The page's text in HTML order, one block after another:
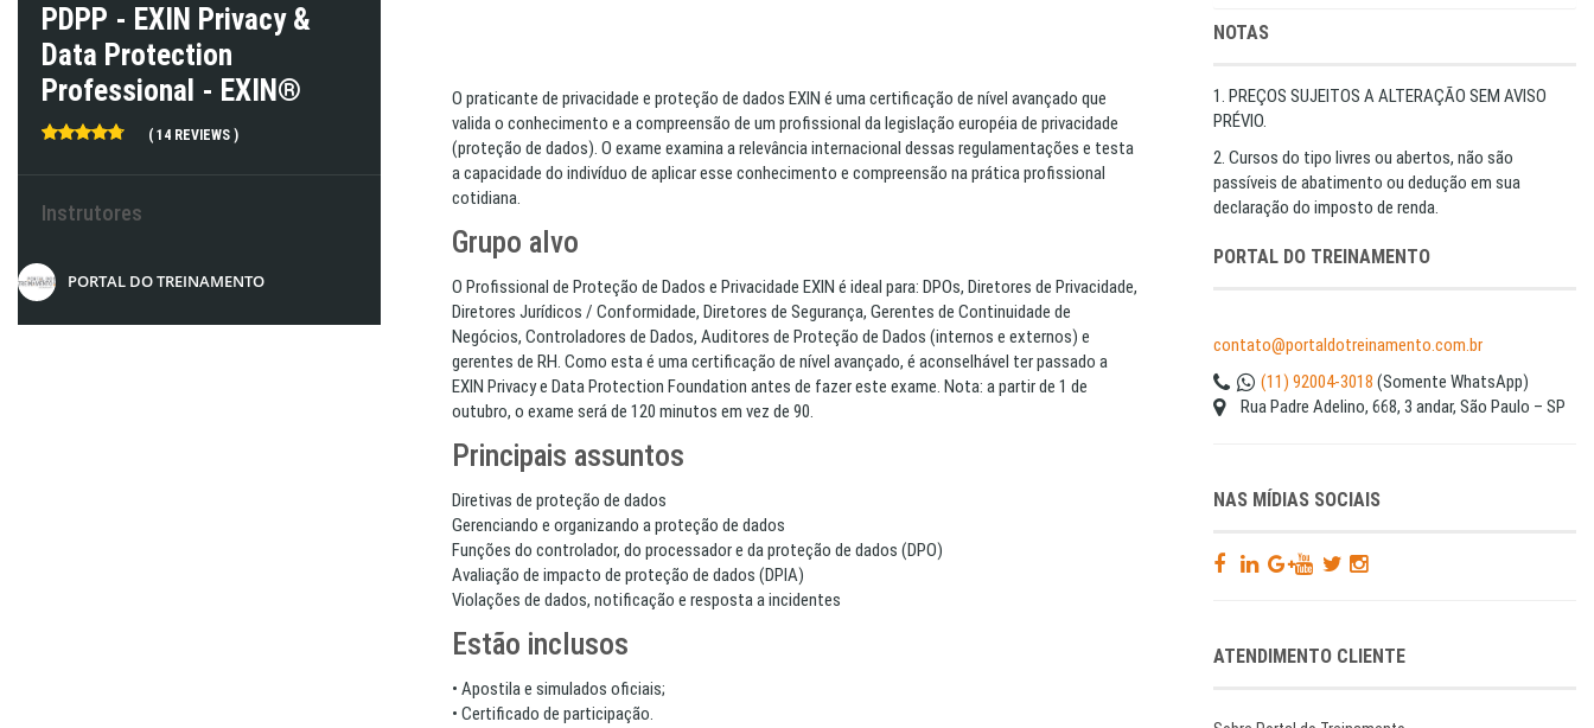
PDPP - EXIN Privacy &
Data Protection
Professional - EXIN®
( 14 REVIEWS )
Instrutores
PORTAL DO TREINAMENTO
O praticante de privacidade e proteção de dados EXIN é uma certificação de nível avançado que
valida o conhecimento e a compreensão de um profissional da legislação européia de privacidade
(proteção de dados). O exame examina a relevância internacional dessas regulamentações e testa
a capacidade do indivíduo de aplicar esse conhecimento e compreensão na prática profissional
cotidiana.
Grupo alvo
O Profissional de Proteção de Dados e Privacidade EXIN é ideal para: DPOs, Diretores de Privacidade,
Diretores Jurídicos / Conformidade, Diretores de Segurança, Gerentes de Continuidade de
Negócios, Controladores de Dados, Auditores de Proteção de Dados (internos e externos) e
gerentes de RH. Como esta é uma certificação de nível avançado, é aconselhável ter passado a
EXIN Privacy e Data Protection Foundation antes de fazer este exame. Nota: a partir de 1 de
outubro, o exame será de 120 minutos em vez de 90.
Principais assuntos
Diretivas de proteção de dados
Gerenciando e organizando a proteção de dados
Funções do controlador, do processador e da proteção de dados (DPO)
Avaliação de impacto de proteção de dados (DPIA)
Violações de dados, notificação e resposta a incidentes
Estão inclusos
• Apostila e simulados oficiais;
• Certificado de participação.
NOTAS
1. PREÇOS SUJEITOS A ALTERAÇÃO SEM AVISO
PRÉVIO.
2. Cursos do tipo livres ou abertos, não são
passíveis de abatimento ou dedução em sua
declaração do imposto de renda.
PORTAL DO TREINAMENTO
contato@portaldotreinamento.com.br
(11) 92004-3018 (Somente WhatsApp)
Rua Padre Adelino, 668, 3 andar, São Paulo – SP
NAS MÍDIAS SOCIAIS
ATENDIMENTO CLIENTE